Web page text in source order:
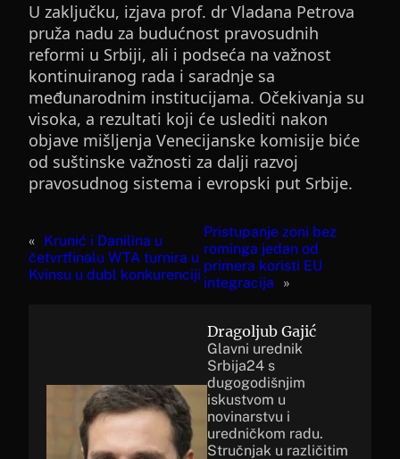
U zaključku, izjava prof. dr Vladana Petrova
pruža nadu za budućnost pravosudnih
reformi u Srbiji, ali i podseća na važnost
kontinuiranog rada i saradnje sa
međunarodnim institucijama. Očekivanja su
visoka, a rezultati koji će uslediti nakon
objave mišljenja Venecijanske komisije biće
od suštinske važnosti za dalji razvoj
pravosudnog sistema i evropski put Srbije.
« Krunić i Danilina u
četvrtfinalu WTA turnira u
Kvinsu u dubl konkurenciji
Pristupanje zoni bez
rominga jedan od
primera koristi EU
integracija
»
Dragoljub Gajić
Glavni urednik
Srbija24 s
dugogodišnjim
iskustvom u
novinarstvu i
uredničkom radu.
Stručnjak u različitim